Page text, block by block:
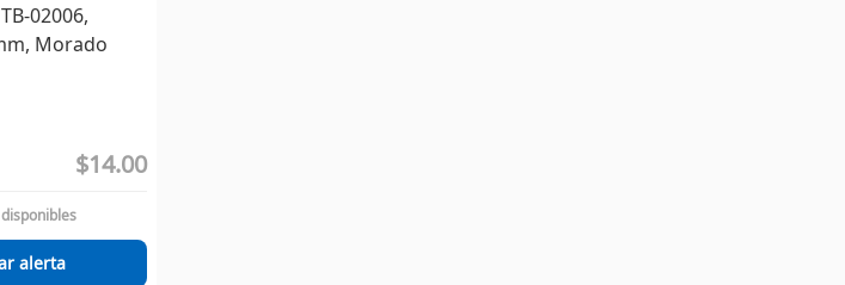
02006,
Morado
$14.00
alerta